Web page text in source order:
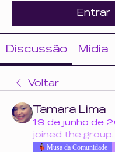
Entrar
Discussão Mídia
Voltar
Tamara Lima
19 de junho de
joined the group.
Musa da Comunidade